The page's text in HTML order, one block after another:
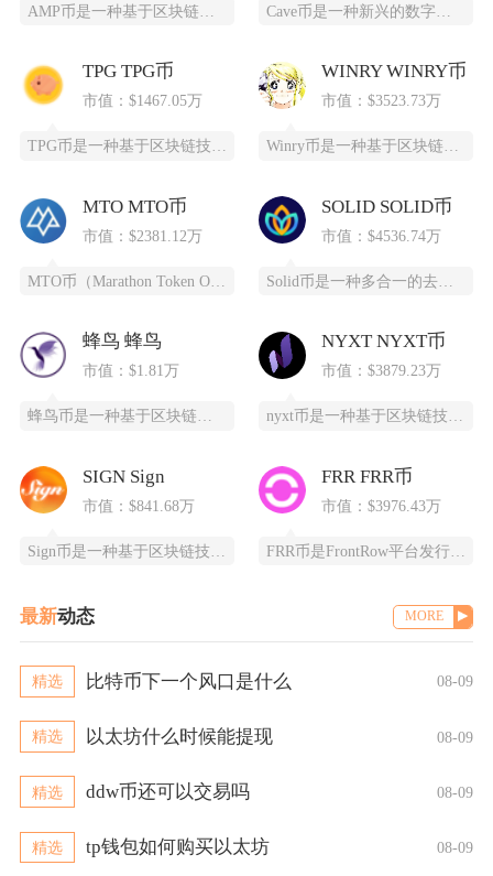
Cave币是一种新兴的数字加密货币，基于区块链技术开发，为特定领域提供高效、安全的支付和价
TPG TPG币
市值：$1467.05万
TPG币是一种基于区块链技术创建的数字货币，提供安全、高效、去中心化的支付和投资方式。它通
WINRY WINRY币
市值：$3523.73万
Winry币是一种基于区块链技术的去中心化数字货币，采用PoC（容量证明）共识算法，通过高
MTO MTO币
市值：$2381.12万
SOLID SOLID币
市值：$4536.74万
Solid币是一种多合一的去中心化交易所代币，它具备跨链杠杆功能，并且得到了Solana区
蜂鸟 蜂鸟
市值：$1.81万
蜂鸟币是一种基于区块链技术的数字货币，由蜂鸟互联网科技有限公司发行，采用ERC20标准，总
NYXT NYXT币
市值：$3879.23万
nyxt币是一种基于区块链技术的加密货币，提供一个更快、更安全、更可靠的数字交易平台。ny
SIGN Sign
市值：$841.68万
FRR FRR币
市值：$3976.43万
FRR币是FrontRow平台发行的实用型代币，全称为Frontrow币，基于以太坊区块链
最新动态 MORE
精选 比特币下一个风口是什么 08-09
精选 以太坊什么时候能提现 08-09
精选 ddw币还可以交易吗 08-09
精选 tp钱包如何购买以太坊 08-09